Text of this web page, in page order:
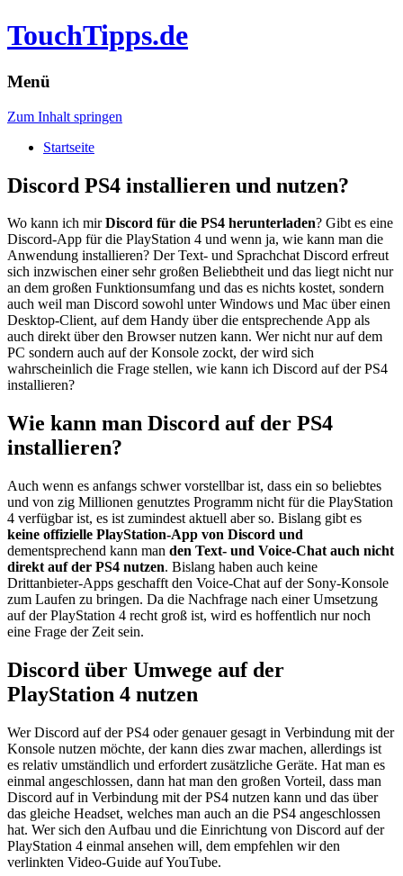
TouchTipps.de
Menü
Zum Inhalt springen
Startseite
Discord PS4 installieren und nutzen?
Wo kann ich mirDiscord für die PS4 herunterladen? Gibt es eine
Discord-App für die PlayStation 4 und wenn ja, wie kann man die
Anwendung installieren? Der Text- und Sprachchat Discord erfreut
sich inzwischen einer sehr großen Beliebtheit und das liegt nicht nur
an dem großen Funktionsumfang und das es nichts kostet, sondern
auch weil man Discord sowohl unter Windows und Mac über einen
Desktop-Client, auf dem Handy über die entsprechende App als
auch direkt über den Browser nutzen kann. Wer nicht nur auf dem
PC sondern auch auf der Konsole zockt, der wird sich
wahrscheinlich die Frage stellen, wie kann ich Discord auf der PS4
installieren?
Wie kann man Discord auf der PS4
installieren?
Auch wenn es anfangs schwer vorstellbar ist, dass ein so beliebtes
und von zig Millionen genutztes Programm nicht für die PlayStation
4 verfügbar ist, es ist zumindest aktuell aber so. Bislang gibt es
keine offizielle PlayStation-App von Discord und
dementsprechend kann man den Text- und Voice-Chat auch nicht
direkt auf der PS4 nutzen. Bislang haben auch keine
Drittanbieter-Apps geschafft den Voice-Chat auf der Sony-Konsole
zum Laufen zu bringen. Da die Nachfrage nach einer Umsetzung
auf der PlayStation 4 recht groß ist, wird es hoffentlich nur noch
eine Frage der Zeit sein.
Discord über Umwege auf der
PlayStation 4 nutzen
Wer Discord auf der PS4 oder genauer gesagt in Verbindung mit der
Konsole nutzen möchte, der kann dies zwar machen, allerdings ist
es relativ umständlich und erfordert zusätzliche Geräte. Hat man es
einmal angeschlossen, dann hat man den großen Vorteil, dass man
Discord auf in Verbindung mit der PS4 nutzen kann und das über
das gleiche Headset, welches man auch an die PS4 angeschlossen
hat. Wer sich den Aufbau und die Einrichtung von Discord auf der
PlayStation 4 einmal ansehen will, dem empfehlen wir den
verlinkten Video-Guide auf YouTube.